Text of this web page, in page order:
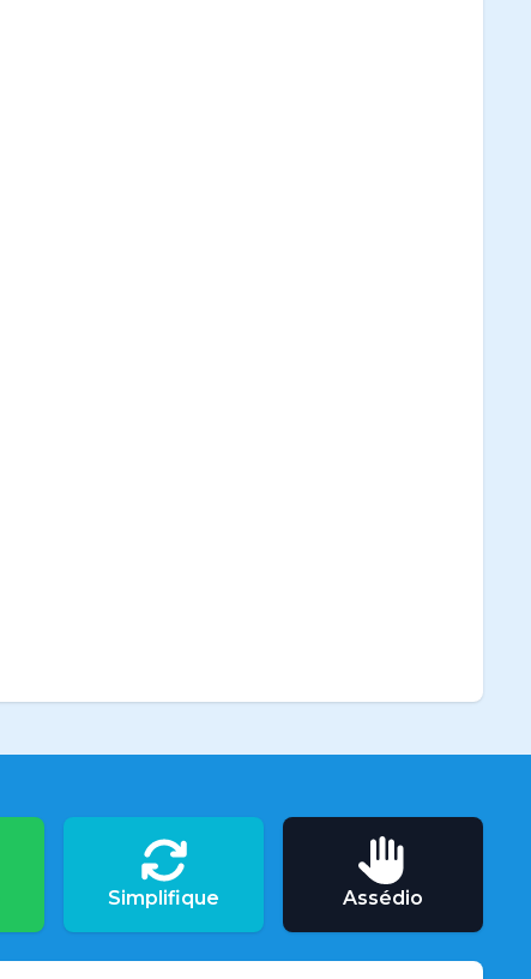
Simplifique Assédio